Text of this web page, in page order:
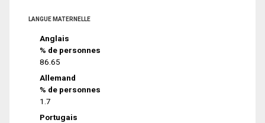
LANGUE MATERNELLE
Anglais
% de personnes
86.65
Allemand
% de personnes
1.7
Portugais